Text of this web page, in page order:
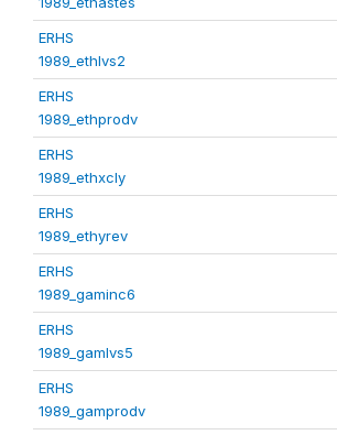
ERHS
1989_ethlvs2
ERHS
1989_ethprodv
ERHS
1989_ethxcly
ERHS
1989_ethyrev
ERHS
1989_gaminc6
ERHS
1989_gamlvs5
ERHS
1989_gamprodv